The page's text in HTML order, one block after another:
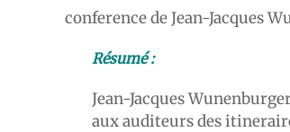
conference de Jean-Jacques
Résumé :
Jean-Jacques
aux auditeurs des